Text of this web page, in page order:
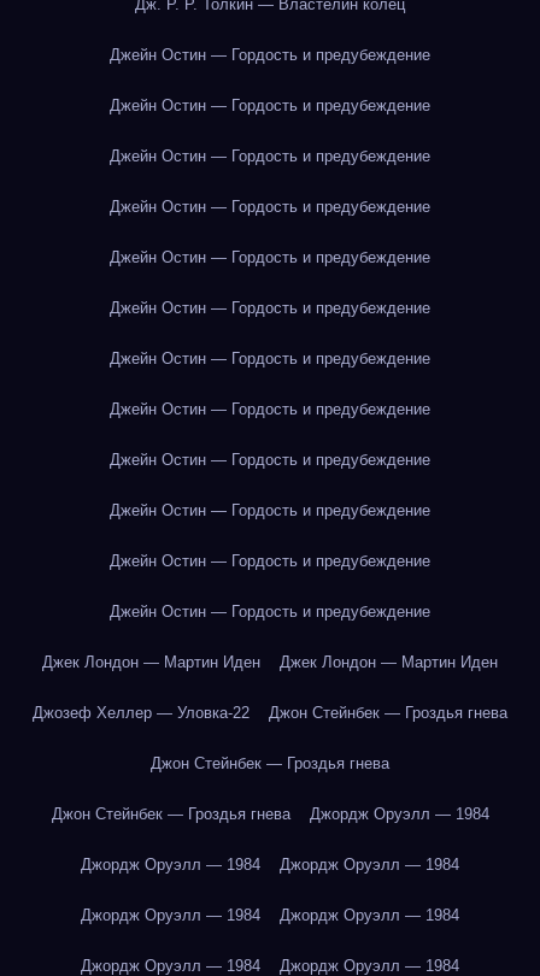
Дж. Р. Р. Толкин — Властелин колец
Джейн Остин — Гордость и предубеждение
Джейн Остин — Гордость и предубеждение
Джейн Остин — Гордость и предубеждение
Джейн Остин — Гордость и предубеждение
Джейн Остин — Гордость и предубеждение
Джейн Остин — Гордость и предубеждение
Джейн Остин — Гордость и предубеждение
Джейн Остин — Гордость и предубеждение
Джейн Остин — Гордость и предубеждение
Джейн Остин — Гордость и предубеждение
Джейн Остин — Гордость и предубеждение
Джейн Остин — Гордость и предубеждение
Джек Лондон — Мартин Иден Джек Лондон — Мартин Иден
Джозеф Хеллер — Уловка-22 Джон Стейнбек — Гроздья гнева
Джон Стейнбек — Гроздья гнева
Джон Стейнбек — Гроздья гнева Джордж Оруэлл — 1984
Джордж Оруэлл — 1984 Джордж Оруэлл — 1984
Джордж Оруэлл — 1984 Джордж Оруэлл — 1984
Джордж Оруэлл — 1984 Джордж Оруэлл — 1984